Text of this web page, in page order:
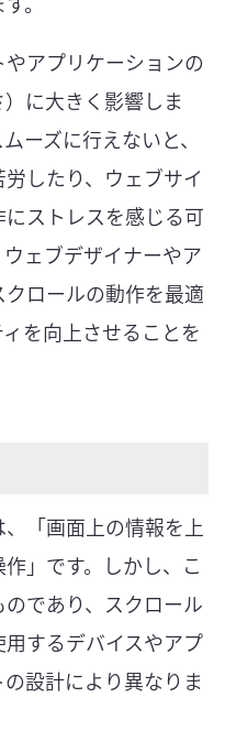
アプリケーションの
に大きく影響しま
ーズに行えないと、
したり、ウェブサイ
ストレスを感じる可
ェブデザイナーやア
ロールの動作を最適
を向上させることを
「画面上の情報を上
」です。しかし、こ
であり、スクロール
するデバイスやアプ
設計により異なりま